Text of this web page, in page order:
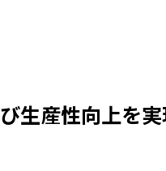
生産性向上を